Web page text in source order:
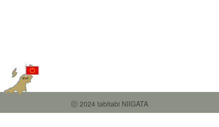
ⓒ 2024 tabitabi NIIGATA